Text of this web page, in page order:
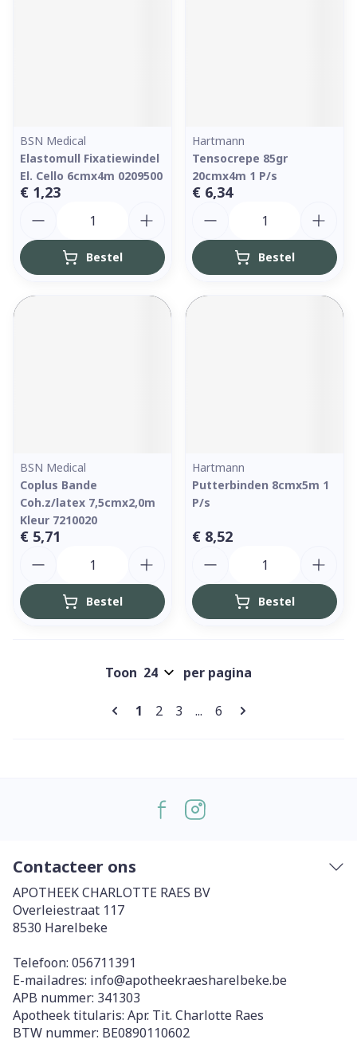
BSN Medical
Elastomull Fixatiewindel
El. Cello 6cmx4m 0209500
€ 1,23
Bestel
Hartmann
Tensocrepe 85gr
20cmx4m 1 P/s
€ 6,34
Bestel
BSN Medical
Coplus Bande
Coh.z/latex 7,5cmx2,0m
Kleur 7210020
€ 5,71
Bestel
Hartmann
Putterbinden 8cmx5m 1
P/s
€ 8,52
Bestel
Pagina's
U lees momenteel pagina
1 Pagina
2 Pagina
3 ... Pagina
6
Toon per pagina
Contacteer ons
APOTHEEK CHARLOTTE RAES BV
Overleiestraat 117
8530 Harelbeke
Telefoon: 056711391
E-mailadres: info@apotheekraesharelbeke.be
APB nummer: 341303
Apotheek titularis: Apr. Tit. Charlotte Raes
BTW nummer: BE0890110602